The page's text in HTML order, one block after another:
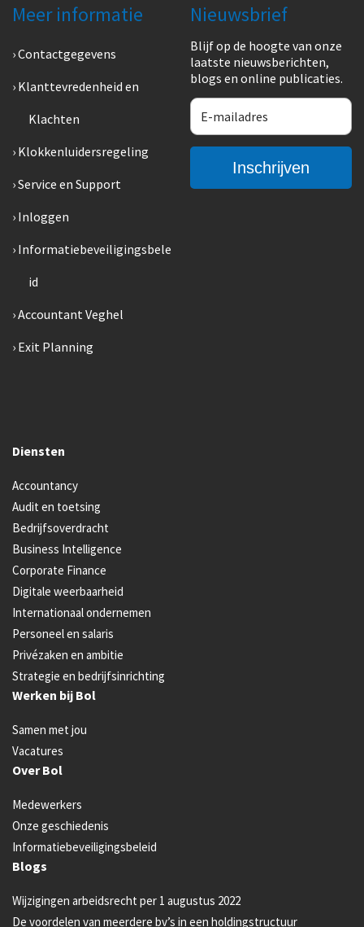
Meer informatie
Contactgegevens
Klanttevredenheid en
Klachten
Klokkenluidersregeling
Service en Support
Inloggen
Informatiebeveiligingsbele
id
Accountant Veghel
Exit Planning
Nieuwsbrief
Blijf op de hoogte van onze
laatste nieuwsberichten,
blogs en online publicaties.
Diensten
Accountancy
Audit en toetsing
Bedrijfsoverdracht
Business Intelligence
Corporate Finance
Digitale weerbaarheid
Internationaal ondernemen
Personeel en salaris
Privézaken en ambitie
Strategie en bedrijfsinrichting
Werken bij Bol
Samen met jou
Vacatures
Over Bol
Medewerkers
Onze geschiedenis
Informatiebeveiligingsbeleid
Blogs
Wijzigingen arbeidsrecht per 1 augustus 2022
De voordelen van meerdere bv’s in een holdingstructuur